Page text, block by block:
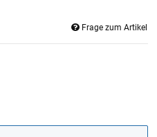
Frage zum Artikel